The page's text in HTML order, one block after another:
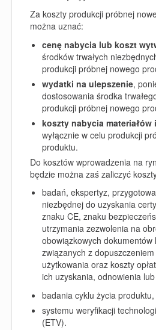
Za koszty produkcji próbnej
można uznać:
cenę nabycia lub koszt
środków trwałych
produkcji próbnej nowego
wydatki na ulepszenie,
dostosowania środka
produkcji próbnej nowego
koszty nabycia materiałów
wyłącznie w celu produkcji
produktu.
Do kosztów wprowadzenia na
będzie można zaś zaliczyć
badań, ekspertyz,
niezbędnej do uzyskania
znaku CE, znaku
utrzymania zezwolenia na
obowiązkowych dokumentów
związanych z
użytkowania oraz koszty
ich uzyskania, odnowienia
badania cyklu życia produktu,
systemu weryfikacji
(ETV).